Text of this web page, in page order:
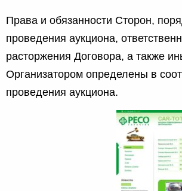
Права и обязанности Сторон,
проведения аукциона,
расторжения Договора, а также
Организатором определены в
проведения аукциона.